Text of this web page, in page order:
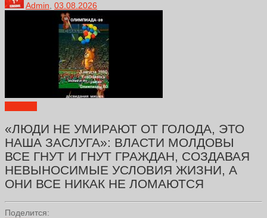
Admin 03.08.2026
«ЛЮДИ НЕ УМИРАЮТ ОТ ГОЛОДА, ЭТО
НАША ЗАСЛУГА»: ВЛАСТИ МОЛДОВЫ
ВСЕ ГНУТ И ГНУТ ГРАЖДАН, СОЗДАВАЯ
НЕВЫНОСИМЫЕ УСЛОВИЯ ЖИЗНИ, А
ОНИ ВСЕ НИКАК НЕ ЛОМАЮТСЯ
Поделится: